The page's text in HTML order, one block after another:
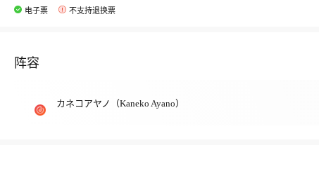
电子票 不支持退换票
阵容
カネコアヤノ（Kaneko Ayano）